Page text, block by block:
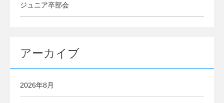
ジュニア卒部会
アーカイブ
2026年8月